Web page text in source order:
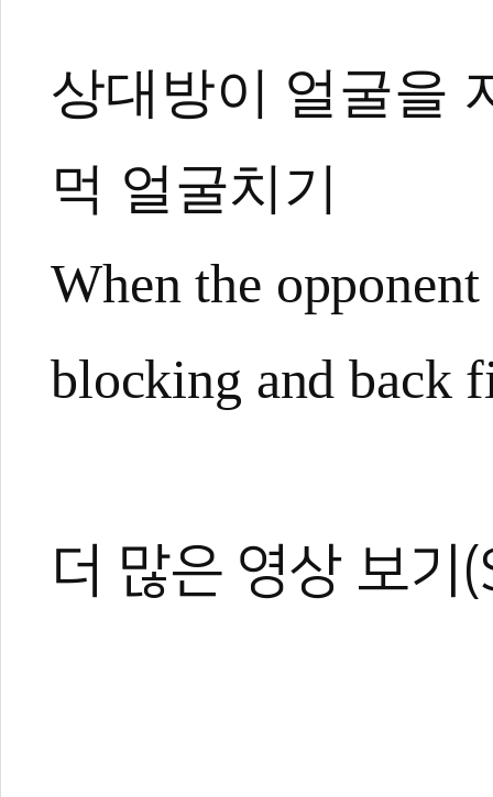
상대방이 얼굴을
먹 얼굴치기
When the
blocking and back
더 많은 영상 보